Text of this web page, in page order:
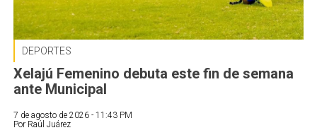
DEPORTES
Xelajú Femenino debuta este fin de semana
ante Municipal
7 de agosto de 2026 - 11:43 PM
Por Raúl Juárez